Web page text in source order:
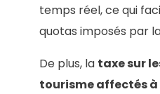
temps réel, ce qui
quotas imposés par
De plus, la taxe sur
tourisme affectés à